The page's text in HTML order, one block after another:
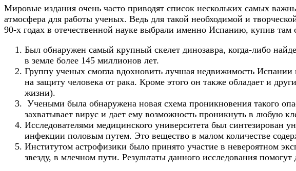
Мировые издания очень часто приводят список нескольких самых
атмосфера для работы ученых. Ведь для такой необходимой и
90-х годах в отечественной науке выбрали именно Испанию, купив
Был обнаружен самый крупный скелет динозавра, когда-либо
в земле более 145 миллионов лет.
Группу ученых смогла вдохновить лучшая недвижимость
на защиту человека от рака. Кроме этого он также обладает и
жизни).
Учеными была обнаружена новая схема проникновения такого
захватывает вирус и дает ему возможность проникнуть в любую
Исследователями медицинского университета был синтезирован
инфекции половым путем. Это вещество в малом количестве
Институтом астрофизики было принято участие в невероятном
звезду, в млечном пути. Результаты данного исследования